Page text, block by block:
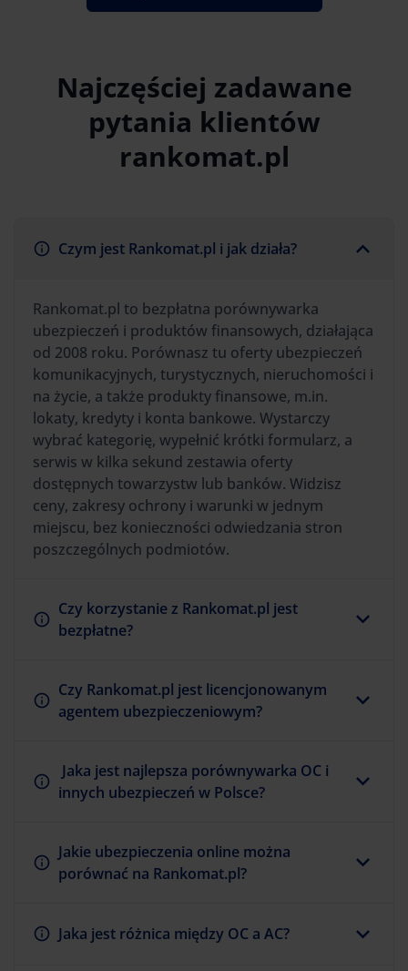
Najczęściej zadawane
pytania klientów
rankomat.pl
Czym jest Rankomat.pl i jak działa?
Rankomat.pl to bezpłatna porównywarka
ubezpieczeń i produktów finansowych, działająca
od 2008 roku. Porównasz tu oferty ubezpieczeń
komunikacyjnych, turystycznych, nieruchomości i
na życie, a także produkty finansowe, m.in.
lokaty, kredyty i konta bankowe. Wystarczy
wybrać kategorię, wypełnić krótki formularz, a
serwis w kilka sekund zestawia oferty
dostępnych towarzystw lub banków. Widzisz
ceny, zakresy ochrony i warunki w jednym
miejscu, bez konieczności odwiedzania stron
poszczególnych podmiotów.
Czy korzystanie z Rankomat.pl jest
bezpłatne?
Czy Rankomat.pl jest licencjonowanym
agentem ubezpieczeniowym?
Jaka jest najlepsza porównywarka OC i
innych ubezpieczeń w Polsce?
Jakie ubezpieczenia online można
porównać na Rankomat.pl?
Jaka jest różnica między OC a AC?